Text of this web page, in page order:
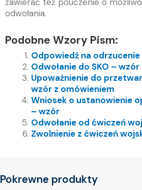
odwołania.
Podobne Wzory Pism:
Odpowiedź na
Odwołanie do SKO – wzór
Upoważnienie do
wzór z omówieniem
Wniosek o ustanowienie
– wzór
Odwołanie od ćwiczeń
Zwolnienie z ćwiczeń
Pokrewne produkty